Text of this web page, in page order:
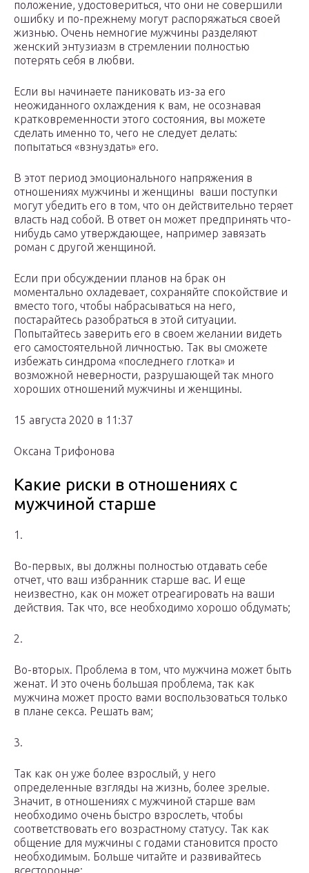
положение, удостовериться, что они не совершили
ошибку и по-прежнему могут распоряжаться своей
жизнью. Очень немногие мужчины разделяют
женский энтузиазм в стремлении полностью
потерять себя в любви.
Если вы начинаете паниковать из-за его
неожиданного охлаждения к вам, не осознавая
кратковременности этого состояния, вы можете
сделать именно то, чего не следует делать:
попытаться «взнуздать» его.
В этот период эмоционального напряжения в
отношениях мужчины и женщины ваши поступки
могут убедить его в том, что он действительно теряет
власть над собой. В ответ он может предпринять что-
нибудь само утверждающее, например завязать
роман с другой женщиной.
Если при обсуждении планов на брак он
моментально охладевает, сохраняйте спокойствие и
вместо того, чтобы набрасываться на него,
постарайтесь разобраться в этой ситуации.
Попытайтесь заверить его в своем желании видеть
его самостоятельной личностью. Так вы сможете
избежать синдрома «последнего глотка» и
возможной неверности, разрушающей так много
хороших отношений мужчины и женщины.
15 августа 2020 в 11:37
Оксана Трифонова
Какие риски в отношениях с
мужчиной старше
1.
Во-первых, вы должны полностью отдавать себе
отчет, что ваш избранник старше вас. И еще
неизвестно, как он может отреагировать на ваши
действия. Так что, все необходимо хорошо обдумать;
2.
Во-вторых. Проблема в том, что мужчина может быть
женат. И это очень большая проблема, так как
мужчина может просто вами воспользоваться только
в плане секса. Решать вам;
3.
Так как он уже более взрослый, у него
определенные взгляды на жизнь, более зрелые.
Значит, в отношениях с мужчиной старше вам
необходимо очень быстро взрослеть, чтобы
соответствовать его возрастному статусу. Так как
общение для мужчины с годами становится просто
необходимым. Больше читайте и развивайтесь
всесторонне;